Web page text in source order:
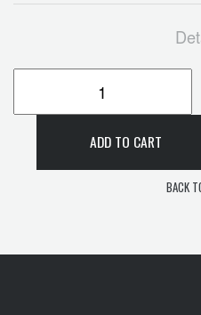
ADD TO CART
BACK